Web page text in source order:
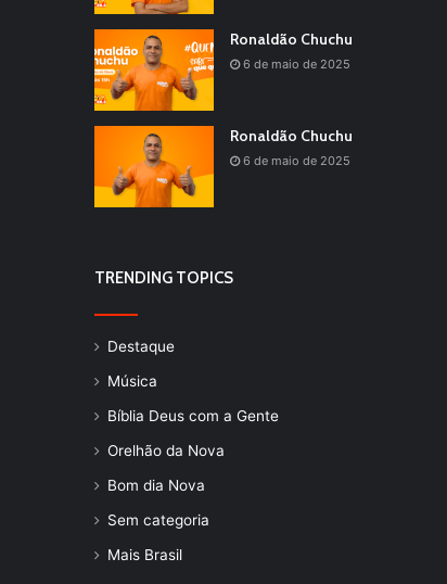
Ronaldão Chuchu
6 de maio de 2025
Ronaldão Chuchu
6 de maio de 2025
TRENDING TOPICS
Destaque
Música
Bíblia Deus com a Gente
Orelhão da Nova
Bom dia Nova
Sem categoria
Mais Brasil